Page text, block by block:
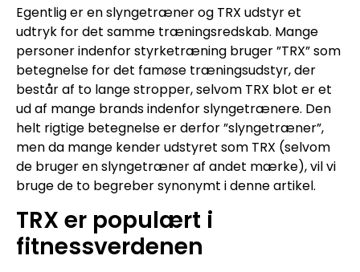
Egentlig er en slyngetræner og TRX udstyr et
udtryk for det samme træningsredskab. Mange
personer indenfor styrketræning bruger ”TRX” som
betegnelse for det famøse træningsudstyr, der
består af to lange stropper, selvom TRX blot er et
ud af mange brands indenfor slyngetrænere. Den
helt rigtige betegnelse er derfor ”slyngetræner”,
men da mange kender udstyret som TRX (selvom
de bruger en slyngetræner af andet mærke), vil vi
bruge de to begreber synonymt i denne artikel.
TRX er populært i
fitnessverdenen